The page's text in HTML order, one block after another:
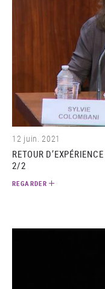
12 juin. 2021
RETOUR
2/2
REGARDER